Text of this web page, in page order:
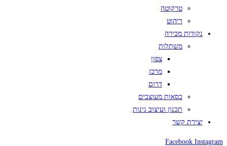
טרקוטה
ריהוט
נקודות מכירה
משתלות
צפון
מרכז
דרום
כסאות מעוצבים
תכנון ועיצוב גינות
יצירת קשר
Facebook Instagram